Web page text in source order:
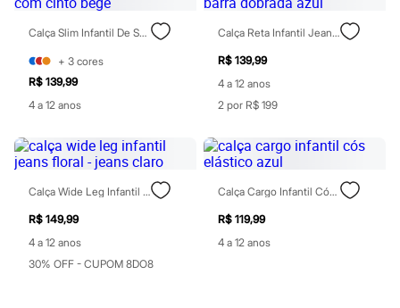
Perfumes masculinos
Mindse7
Novidades
Blusas
Calças
Casacos e Jaquetas
Saias
Shorts e Bermudas
T-shirt
Vestidos
Acessórios
Alfaiataria
Calçados
Guarda-roupa
Moda esportiva
Calça Slim Infantil De Sarja Com Cinto Bege
+ 3 cores
R$ 139,99
4 a 12 anos
Calça Reta Infantil Jeans Barra Dobrada Azul
R$ 139,99
4 a 12 anos
2 por R$ 199
Calça Wide Leg Infantil Jeans Floral - Jeans Claro
R$ 149,99
4 a 12 anos
30% OFF - CUPOM 8DO8
Calça Cargo Infantil Cós Elástico Azul
R$ 119,99
4 a 12 anos